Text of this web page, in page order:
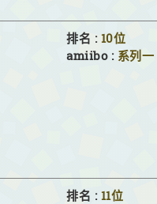
排名 : 10位
amiibo : 系列一
排名 : 11位